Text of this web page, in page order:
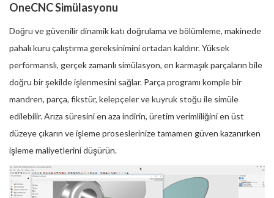
OneCNC Simülasyonu
Doğru ve güvenilir dinamik katı doğrulama ve bölümleme, makinede
pahalı kuru çalıştırma gereksinimini ortadan kaldırır. Yüksek
performanslı, gerçek zamanlı simülasyon, en karmaşık parçaların bile
doğru bir şekilde işlenmesini sağlar. Parça programı komple bir
mandren, parça, fikstür, kelepçeler ve kuyruk stoğu ile simüle
edilebilir. Arıza süresini en aza indirin, üretim verimliliğini en üst
düzeye çıkarın ve işleme proseslerinize tamamen güven kazanırken
işleme maliyetlerini düşürün.